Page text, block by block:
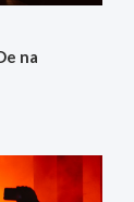
na